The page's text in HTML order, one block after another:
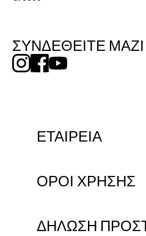
ΣΥΝΔΕΘΕΙΤΕ
ΕΤΑΙΡΕΙΑ
ΟΡΟΙ ΧΡΗΣΗΣ
ΔΗΛΩΣΗ